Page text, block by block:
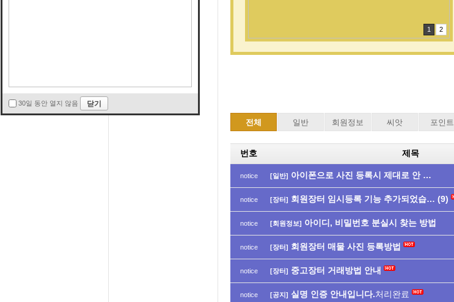
1 2
전체 일반 회원정보 씨앗 포인트
번호 제목
notice [일반] 아이폰으로 사진 등록시 제대로 안 …
notice [장터] 회원장터 임시등록 기능 추가되었습… (9)
notice [회원정보] 아이디, 비밀번호 분실시 찾는 방법
notice [장터] 회원장터 매물 사진 등록방법
notice [장터] 중고장터 거래방법 안내
notice [공지] 실명 인증 안내입니다.처리완료
30일 동안 열지 않음